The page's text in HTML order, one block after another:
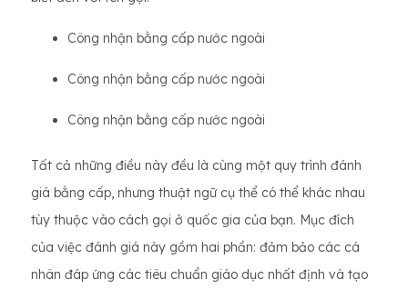
Công nhận bằng cấp nước ngoài
Công nhận bằng cấp nước ngoài
Công nhận bằng cấp nước ngoài
Tất cả những điều này đều là cùng một quy trình đánh
giá bằng cấp, nhưng thuật ngữ cụ thể có thể khác nhau
tùy thuộc vào cách gọi ở quốc gia của bạn. Mục đích
của việc đánh giá này gồm hai phần: đảm bảo các cá
nhân đáp ứng các tiêu chuẩn giáo dục nhất định và tạo